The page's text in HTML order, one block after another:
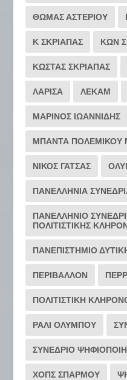
ΘΩΜΑΣ ΑΣΤΕΡΙΟΥ
Κ ΣΚΡΙΑΠΑΣ ΚΩΝ
ΚΩΣΤΑΣ ΣΚΡΙΑΠΑΣ
ΛΑΡΙΣΑ ΛΕΚΑΜ
ΜΑΡΙΝΟΣ ΙΩΑΝΝΙΔΗΣ
ΜΠΑΝΤΑ ΠΟΛΕΜΙΚΟΥ
ΝΙΚΟΣ ΓΑΤΣΑΣ
ΠΑΝΕΛΛΗΝΙΑ
ΠΑΝΕΛΛΗΝΙΟ
ΠΟΛΙΤΙΣΤΙΚΗΣ
ΠΑΝΕΠΙΣΤΗΜΙΟ
ΠΕΡΙΒΑΛΛΟΝ
ΠΟΛΙΤΙΣΤΙΚΗ
ΡΆΛΙ ΟΛΎΜΠΟΥ
ΣΥΝΕΔΡΙΟ
ΧΟΠΣ ΣΠΑΡΜΟΥ